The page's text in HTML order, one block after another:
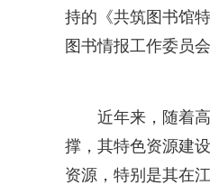
持的《共筑图书馆
图书情报工作委员
近年来，随着
撑，其特色资源建
资源，特别是其在